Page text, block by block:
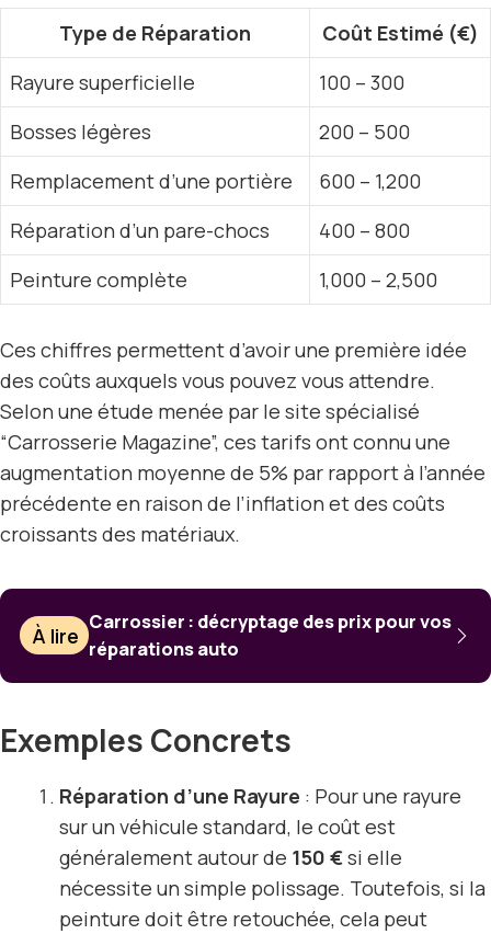
Type de Réparation
Coût Estimé (€)
Rayure superficielle
100 – 300
Bosses légères
200 – 500
Remplacement d’une portière
600 – 1,200
Réparation d’un pare-chocs
400 – 800
Peinture complète
1,000 – 2,500
Ces chiffres permettent d’avoir une première idée
des coûts auxquels vous pouvez vous attendre.
Selon une étude menée par le site spécialisé
“Carrosserie Magazine”, ces tarifs ont connu une
augmentation moyenne de 5% par rapport à l’année
précédente en raison de l’inflation et des coûts
croissants des matériaux.
À lire
Carrossier : décryptage des prix pour vos
réparations auto
Exemples Concrets
Réparation d’une Rayure : Pour une rayure
sur un véhicule standard, le coût est
généralement autour de 150 €si elle
nécessite un simple polissage. Toutefois, si la
peinture doit être retouchée, cela peut